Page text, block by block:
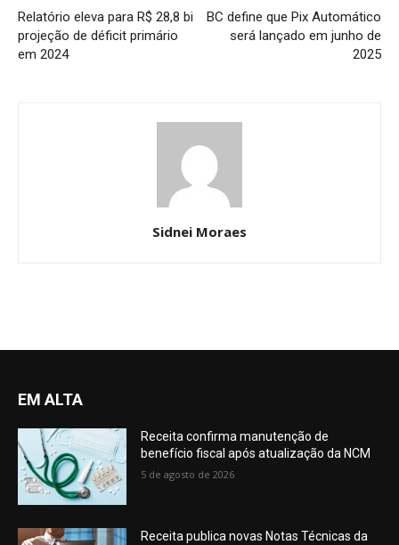
Relatório eleva para R$ 28,8 bi
projeção de déficit primário
em 2024
BC define que Pix Automático
será lançado em junho de
2025
Sidnei Moraes
EM ALTA
Receita confirma manutenção de
benefício fiscal após atualização da NCM
5 de agosto de 2026
Receita publica novas Notas Técnicas da